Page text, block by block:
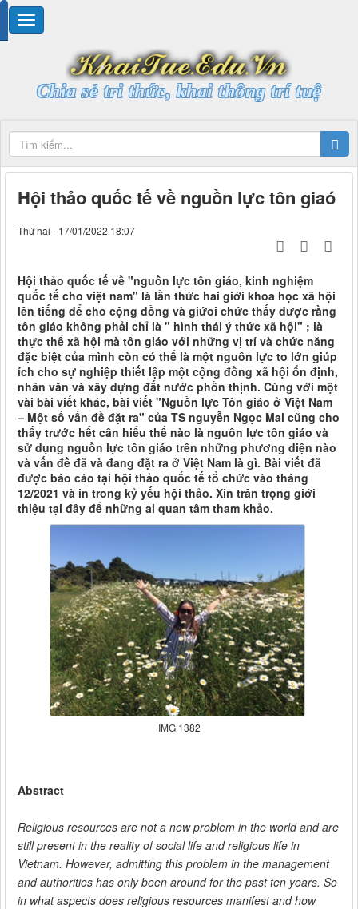
Chia sẻ tri thức, khai thông trí tuệ
Hội thảo quốc tế về nguồn lực tôn giaó
Thứ hai - 17/01/2022 18:07
Hội thảo quốc tế về "nguồn lực tôn giáo, kinh nghiệm
quốc tế cho việt nam" là lần thức hai giới khoa học xã hội
lên tiếng để cho cộng đồng và giứoi chức thấy được rằng
tôn giáo không phải chỉ là " hình thái ý thức xã hội" ; là
thực thể xã hội mà tôn giáo với những vị trí và chức năng
đặc biệt của mình còn có thể là một nguồn lực to lớn giúp
ích cho sự nghiệp thiết lập một cộng đồng xã hội ổn định,
nhân văn và xây dựng đất nước phồn thịnh. Cùng với một
vài bài viết khác, bài viết "Nguồn lực Tôn giáo ở Việt Nam
– Một số vấn đề đặt ra" của TS nguyễn Ngọc Mai cũng cho
thấy trước hết cần hiểu thế nào là nguồn lực tôn giáo và
sử dụng nguồn lực tôn giáo trên những phương diện nào
và vấn đề đã và đang đặt ra ở Việt Nam là gì. Bài viết đã
được báo cáo tại hội thảo quốc tế tổ chức vào tháng
12/2021 và in trong kỷ yếu hội thảo. Xin trân trọng giới
thiệu tại đây để những ai quan tâm tham khảo.
IMG 1382
Abstract
Religious resources are not a new problem in the world and are
still present in the reality of social life and religious life in
Vietnam. However, admitting this problem in the management
and authorities has only been around for the past ten years. So
in what aspects does religious resources manifest and how